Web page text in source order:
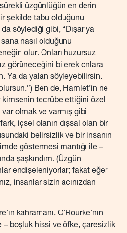
üzgünlüğün en derin
şekilde tabu olduğunu
söylediği gibi, “Dışarıya
sana nasıl olduğunu
olur. Onları huzursuz
görüneceğini bilerek onlara
Ya da yalan söyleyebilirsin.
Ben de, Hamlet’in ne
kimsenin tecrübe ettiğini özel
olmak ve varmış gibi
içsel olanın dışsal olan bir
belirsizlik ve bir insanın
göstermesi mantığı ile –
şaşkındım. (Üzgün
endişeleniyorlar; fakat eğer
insanlar sizin acınızdan
kahramanı, O’Rourke’nin
– boşluk hissi ve öfke, çaresizlik